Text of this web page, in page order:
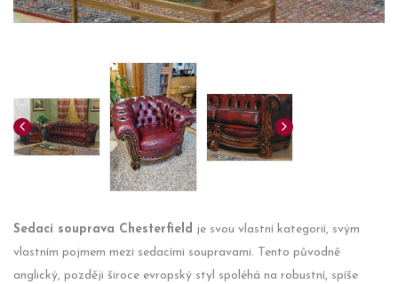
Sedací souprava Chesterfield je svou vlastní kategorií, svým
vlastním pojmem mezi sedacími soupravami. Tento původně
anglický, později široce evropský styl spoléhá na robustní, spíše